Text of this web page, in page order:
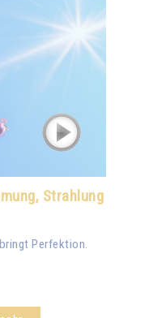
Strahlung
Perfektion.